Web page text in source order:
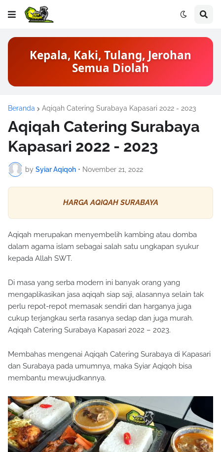
Kepala, Kaki, Tulang, Jerohan
Semua Diolah
Beranda Aqiqah Catering Surabaya Kapasari 2022 - 2023
Aqiqah Catering Surabaya
Kapasari 2022 - 2023
by Syiar Aqiqoh • November 21, 2022
HARGA AQIQAH SURABAYA
Aqiqah merupakan menyembelih kambing atau domba
dalam agama islam sebagai salah satu ungkapan syukur
kepada Allah SWT.
Di masa yang serba modern ini banyak orang yang
mengaplikasikan jasa aqiqah siap saji, alasannya selain tak
perlu repot-repot memasak sendiri dan harganya juga
cukup terjangkau serta rasanya sedap dan juga murah.
Aqiqah Catering Surabaya Kapasari 2022 – 2023.
Membahas mengenai Aqiqah Catering Surabaya di Kapasari
dan Surabaya pada umumnya, maka Syiar Aqiqoh bisa
membantu mewujudkannya.